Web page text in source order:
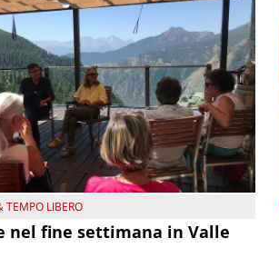
TEMPO LIBERO
nel fine settimana in Valle